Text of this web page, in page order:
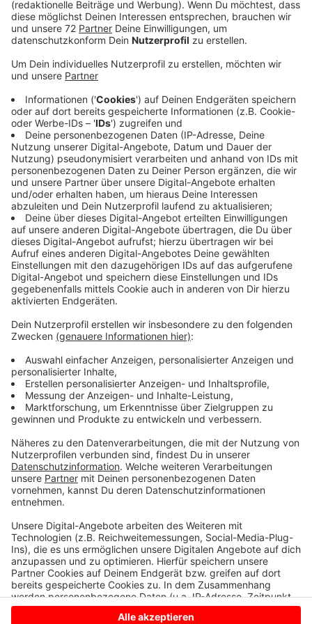
Anzeige
Sie haben die Mehrheit und die nutzen sie heute: Sie
schaffen die Stichwahl ab. Die ist bislang nötig, wenn
im ersten Durchgang kein Kandidat die absolute
Mehrheit der Stimmen bekommen hat. Die Opposition
ist dagegen:
50 Prozent plus 1. Ein Bürgermeister braucht eine
absolute Mehrheit der Stimmen - das ist für den
Dülmener SPD-Landtagsabegordneten Andre Stinka
klar. Er sagt deshalb Ja zu den Stichwahlen. Aber es
gehen viel zu wenige Menschen zu den Stichwahlen,
kontert der FDP-Abgeordnete Henning Höne aus
Coesfeld. Also das Geld leiber sparen. Und RKK-
Politikwissenschaflter Klaus Schubert von der Uni
Münster akzeptiert die Kostengründe und die geringe
Wahlbeteiligung nicht als Argument gegen eine
Stichwahl. Er findet, es mache Sinn, einen
Bürgermeister in zwei Stufen zu wählen. Im ersten
Schritt aussieben, im zweiten dann zwischen zwei
Kandidaten wählen.
Fest steht jetzt schon. Die SPD zieht vor das
Landesverfassungsgericht in Münster, um die die
Bürgermeisterstichwahlen zu erhalten.
Anzeige
Anzeige